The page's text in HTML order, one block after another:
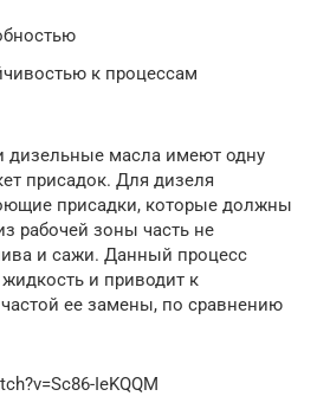
к процессам
дизельные масла имеют одну
присадок. Для дизеля
присадки, которые должны
рабочей зоны часть не
и сажи. Данный процесс
и приводит к
ее замены, по сравнению
IeKQQM